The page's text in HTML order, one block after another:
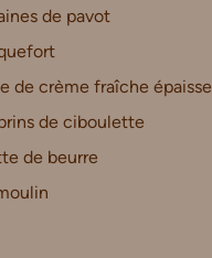
de pavot
de crème fraîche épaisse
de ciboulette
de beurre